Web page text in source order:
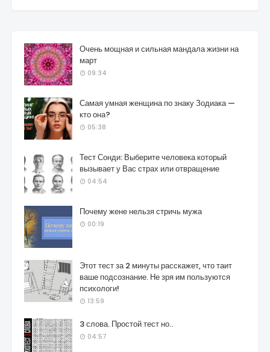
Очень мощная и сильная мандала жизни на
март
09:34
Самая умная женщина по знаку Зодиака —
кто она?
05:38
Тест Сонди: Выберите человека который
вызывает у Вас страх или отвращение
04:54
Почему жене нельзя стричь мужа
00:19
Этот тест за 2 минуты расскажет, что таит
ваше подсознание. Не зря им пользуются
психологи!
13:59
3 слова. Простой тест но..
04:57